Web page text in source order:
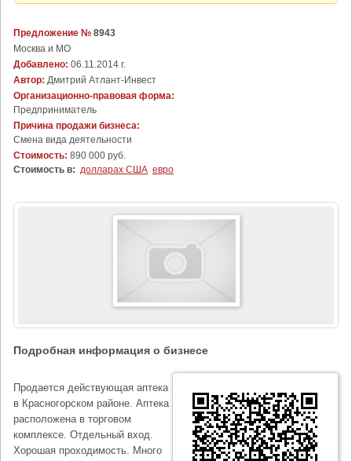
Предложение № 8943
Москва и МО
Добавлено: 06.11.2014 г.
Автор: Дмитрий Атлант-Инвест
Организационно-правовая форма:
Предприниматель
Причина продажи бизнеса:
Cмена вида деятельности
Стоимость: 890 000 руб.
Стоимость в: долларах США евро
Подробная информация о бизнесе
Продается действующая аптека
в Красногорском районе. Аптека
расположена в торговом
комплексе. Отдельный вход.
Хорошая проходимость. Много